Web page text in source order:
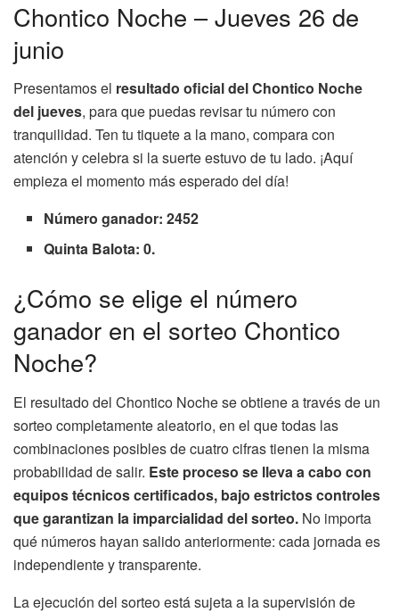
Chontico Noche – Jueves 26 de
junio
Presentamos el resultado oficial del Chontico Noche
del jueves, para que puedas revisar tu número con
tranquilidad. Ten tu tiquete a la mano, compara con
atención y celebra si la suerte estuvo de tu lado. ¡Aquí
empieza el momento más esperado del día!
Número ganador: 2452
Quinta Balota: 0.
¿Cómo se elige el número
ganador en el sorteo Chontico
Noche?
El resultado del Chontico Noche se obtiene a través de un
sorteo completamente aleatorio, en el que todas las
combinaciones posibles de cuatro cifras tienen la misma
probabilidad de salir. Este proceso se lleva a cabo con
equipos técnicos certificados, bajo estrictos controles
que garantizan la imparcialidad del sorteo. No importa
qué números hayan salido anteriormente: cada jornada es
independiente y transparente.
La ejecución del sorteo está sujeta a la supervisión de